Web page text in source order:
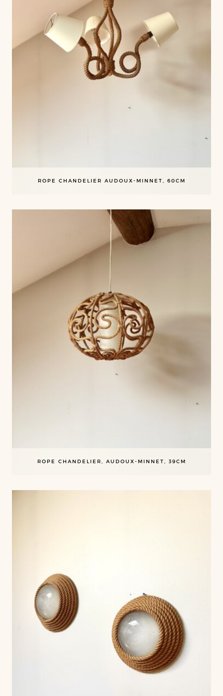
ROPE CHANDELIER AUDOUX-MINNET, 60CM
ROPE CHANDELIER, AUDOUX-MINNET, 39CM